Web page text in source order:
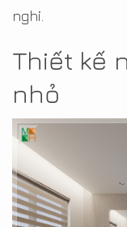
nghi.
Thiết kế
nhỏ